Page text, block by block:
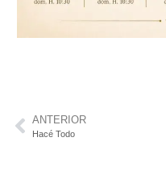
ANTERIOR
Hacé Todo